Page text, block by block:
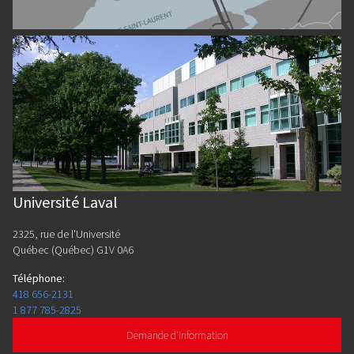
Université Laval
2325, rue de l'Université
Québec (Québec) G1V 0A6
Téléphone:
418 656-2131
1 877 785-2825
Demande d'information